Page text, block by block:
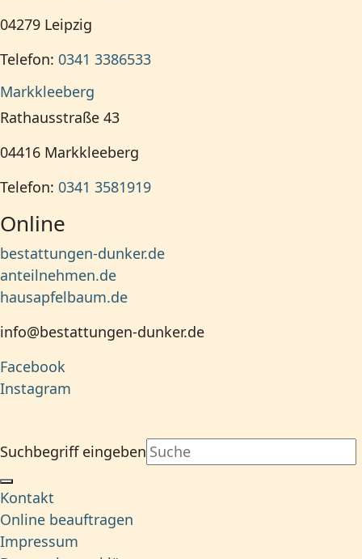
04279 Leipzig
Telefon: 0341 3386533
Markkleeberg
Rathausstraße 43
04416 Markkleeberg
Telefon: 0341 3581919
Online
bestattungen-dunker.de
anteilnehmen.de
hausapfelbaum.de
info@bestattungen-dunker.de
Facebook
Instagram
Suchbegriff eingeben
Kontakt
Online beauftragen
Impressum